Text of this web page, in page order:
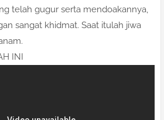
telah gugur serta mendoakannya,
sangat khidmat. Saat itulah jiwa
INI